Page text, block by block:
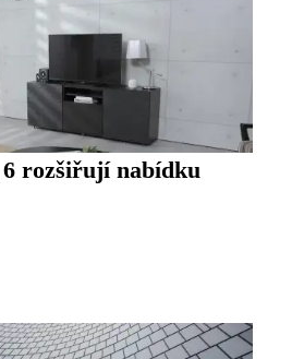
6 rozšiřují nabídku